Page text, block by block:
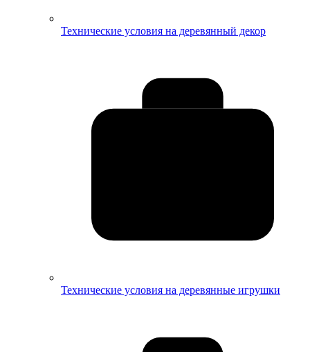
Технические условия на деревянный декор
Технические условия на деревянные игрушки